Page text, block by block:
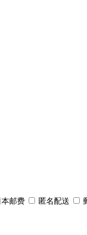
本邮费 匿名配送